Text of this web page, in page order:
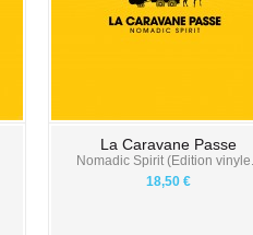
La Caravane Passe
Nomadic Spirit (Edition
18,50 €